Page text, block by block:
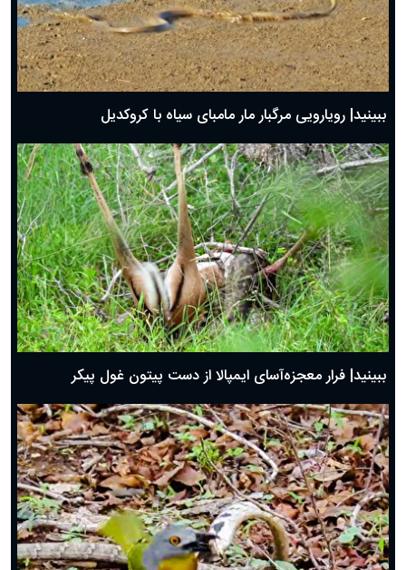
ببینید| رویارویی مرگبار مار مامبای سیاه با کروکدیل
ببینید| فرار معجزه‌آسای ایمپالا از دست پیتون غول پیکر